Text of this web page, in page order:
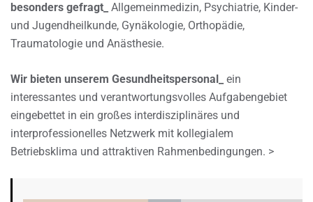
besonders gefragt_ Allgemeinmedizin, Psychiatrie, Kinder-
und Jugendheilkunde, Gynäkologie, Orthopädie,
Traumatologie und Anästhesie.
Wir bieten unserem Gesundheitspersonal_
ein
interessantes und verantwortungsvolles Aufgabengebiet
eingebettet in ein großes interdisziplinäres und
interprofessionelles Netzwerk mit kollegialem
Betriebsklima und attraktiven Rahmenbedingungen. >